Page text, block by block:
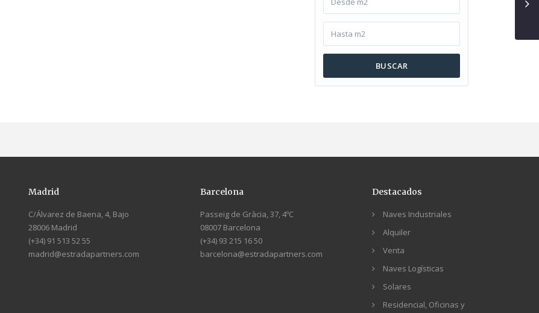
BUSCAR
Madrid
C/Álvarez de Baena, 4, Bajo
28006 Madrid
(+34) 91 513 52 55
madrid@estradapartners.com
Barcelona
Passeig de Gràcia, 37, 4ºC
08007 Barcelona
(+34) 93 215 16 50
barcelona@estradapartners.com
Destacados
Naves Industriales
Alquiler
Venta
Naves Logísticas
Solares
Residencial, Oficinas y